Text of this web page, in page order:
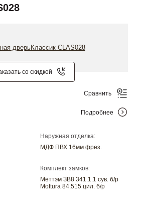
со скидкой
Наружная отделка:
МДФ ПВХ 16мм фрез.
Комплект замков:
Меттэм ЗВ8 341.1.1 сув. б/р
Mottura 84.515 цил. б/р
Сравнить
Подробнее